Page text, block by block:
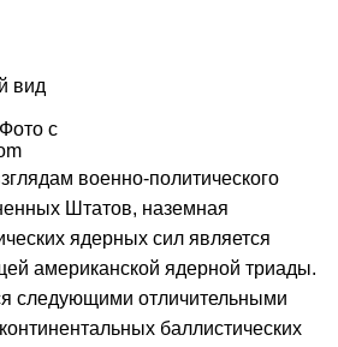
вид
с
военно-политического
Штатов, наземная
ядерных сил является
американской ядерной триады.
следующими отличительными
баллистических